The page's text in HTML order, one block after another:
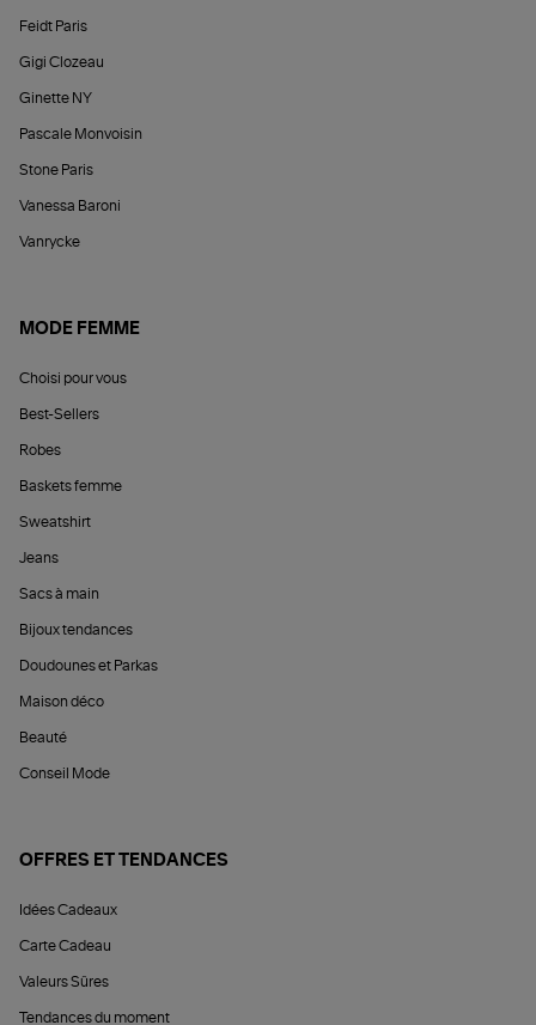
Feidt Paris
Gigi Clozeau
Ginette NY
Pascale Monvoisin
Stone Paris
Vanessa Baroni
Vanrycke
MODE FEMME
Choisi pour vous
Best-Sellers
Robes
Baskets femme
Sweatshirt
Jeans
Sacs à main
Bijoux tendances
Doudounes et Parkas
Maison déco
Beauté
Conseil Mode
OFFRES ET TENDANCES
Idées Cadeaux
Carte Cadeau
Valeurs Sûres
Tendances du moment